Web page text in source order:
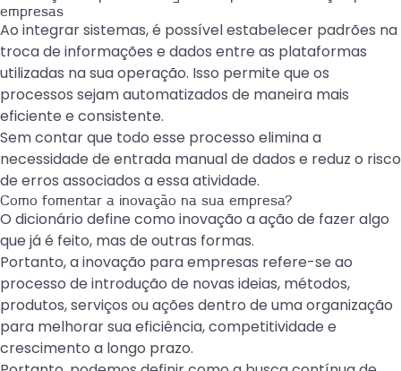
empresas
Ao integrar sistemas, é possível estabelecer padrões na
troca de informações e dados entre as plataformas
utilizadas na sua operação. Isso permite que os
processos sejam automatizados de maneira mais
eficiente e consistente.
Sem contar que todo esse processo elimina a
necessidade de entrada manual de dados e reduz o risco
de erros associados a essa atividade.
Como fomentar a inovação na sua empresa?
O dicionário define como inovação a ação de fazer algo
que já é feito, mas de outras formas.
Portanto, a inovação para empresas refere-se ao
processo de introdução de novas ideias, métodos,
produtos, serviços ou ações dentro de uma organização
para melhorar sua eficiência, competitividade e
crescimento a longo prazo.